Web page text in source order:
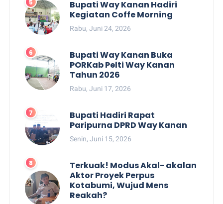
Bupati Way Kanan Hadiri
Kegiatan Coffe Morning
Rabu, Juni 24, 2026
Bupati Way Kanan Buka
PORKab Pelti Way Kanan
Tahun 2026
Rabu, Juni 17, 2026
Bupati Hadiri Rapat
Paripurna DPRD Way Kanan
Senin, Juni 15, 2026
Terkuak! Modus Akal- akalan
Aktor Proyek Perpus
Kotabumi, Wujud Mens
Reakah?